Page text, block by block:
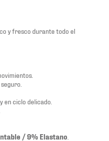
y fresco durante todo el
en ciclo delicado.
/ 9% Elastano